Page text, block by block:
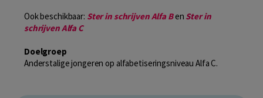
Ook beschikbaar: Ster in schrijven Alfa Ben Sterin
schrijven Alfa C
Doelgroep
Anderstalige jongeren op alfabetiseringsniveau Alfa C.